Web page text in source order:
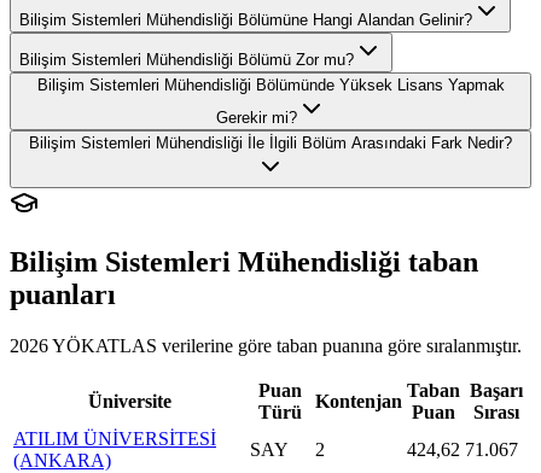
Bilişim Sistemleri Mühendisliği Bölümüne Hangi Alandan Gelinir?
Bilişim Sistemleri Mühendisliği Bölümü Zor mu?
Bilişim Sistemleri Mühendisliği Bölümünde Yüksek Lisans Yapmak
Gerekir mi?
Bilişim Sistemleri Mühendisliği İle İlgili Bölüm Arasındaki Fark Nedir?
Bilişim Sistemleri Mühendisliği taban
puanları
2026 YÖKATLAS verilerine göre taban puanına göre sıralanmıştır.
Üniversite
Puan
Türü
Kontenjan
Taban
Puan
Başarı
Sırası
ATILIM ÜNİVERSİTESİ
(ANKARA)
SAY 2 424,62 71.067